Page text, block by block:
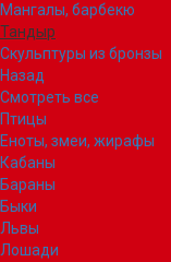
Мангалы, барбекю
Тандыр
Скульптуры из бронзы
Назад
Смотреть все
Птицы
Еноты, змеи, жирафы
Кабаны
Бараны
Быки
Львы
Лошади